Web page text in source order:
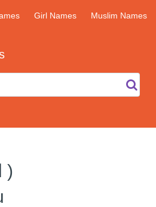
Girl Names Muslim Names
)